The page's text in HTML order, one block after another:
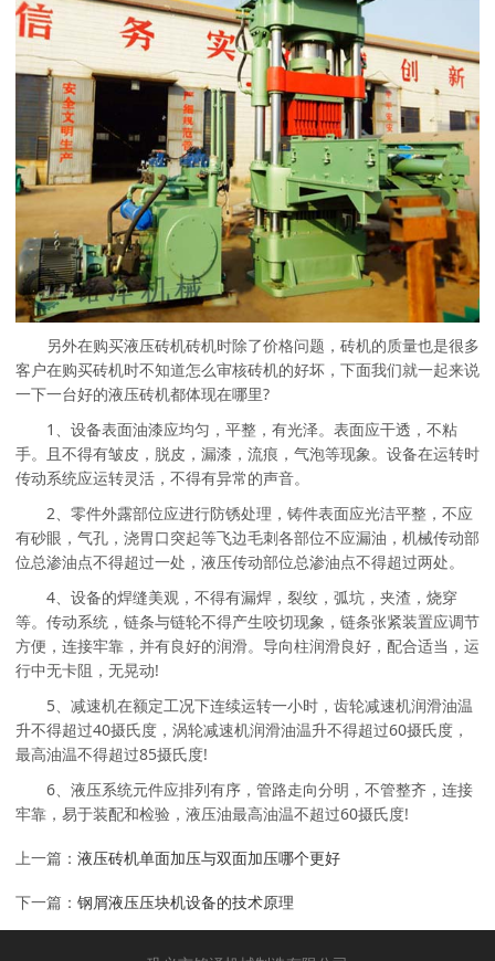
另外在购买液压砖机砖机时除了价格问题，砖机的质量也是很多
客户在购买砖机时不知道怎么审核砖机的好坏，下面我们就一起来说
一下一台好的液压砖机都体现在哪里?
1、设备表面油漆应均匀，平整，有光泽。表面应干透，不粘
手。且不得有皱皮，脱皮，漏漆，流痕，气泡等现象。设备在运转时
传动系统应运转灵活，不得有异常的声音。
2、零件外露部位应进行防锈处理，铸件表面应光洁平整，不应
有砂眼，气孔，浇胃口突起等飞边毛刺各部位不应漏油，机械传动部
位总渗油点不得超过一处，液压传动部位总渗油点不得超过两处。
4、设备的焊缝美观，不得有漏焊，裂纹，弧坑，夹渣，烧穿
等。传动系统，链条与链轮不得产生咬切现象，链条张紧装置应调节
方便，连接牢靠，并有良好的润滑。导向柱润滑良好，配合适当，运
行中无卡阻，无晃动!
5、减速机在额定工况下连续运转一小时，齿轮减速机润滑油温
升不得超过40摄氏度，涡轮减速机润滑油温升不得超过60摄氏度，
最高油温不得超过85摄氏度!
6、液压系统元件应排列有序，管路走向分明，不管整齐，连接
牢靠，易于装配和检验，液压油最高油温不超过60摄氏度!
上一篇： 液压砖机单面加压与双面加压哪个更好
下一篇： 钢屑液压压块机设备的技术原理